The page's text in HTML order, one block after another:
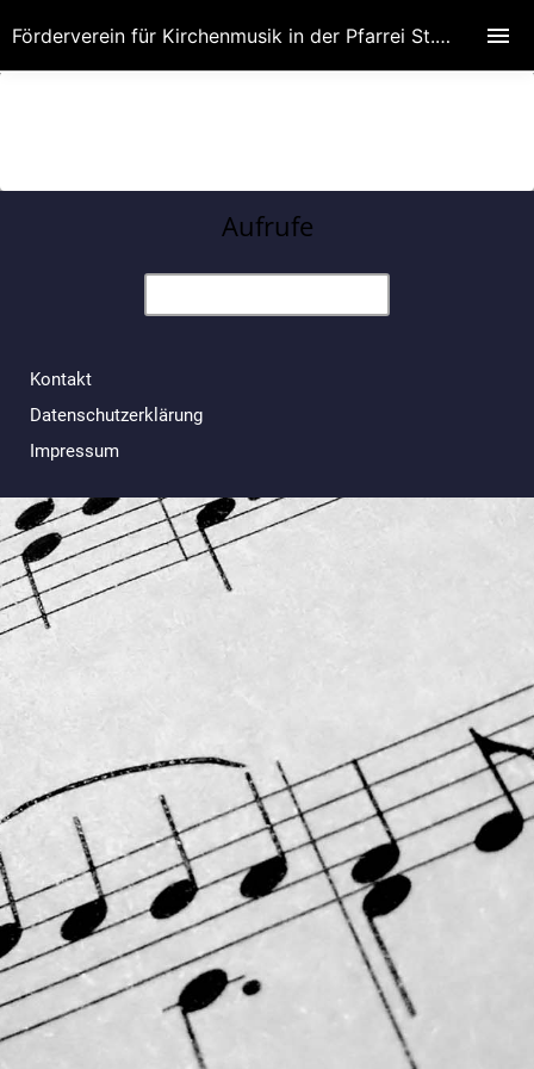
Aufrufe
Kontakt
Datenschutzerklärung
Impressum
Förderverein für Kirchenmusik in der Pfarrei St. Wenzeslaus